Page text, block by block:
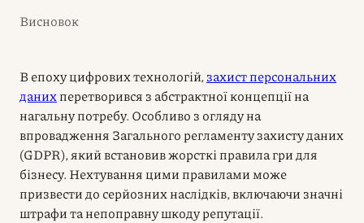
Висновок
В епоху цифрових технологій, захист персональних
данихперетворився з абстрактної концепції на
нагальну потребу. Особливо з огляду на
впровадження Загального регламенту захисту даних
(GDPR), який встановив жорсткі правила гри для
бізнесу. Нехтування цими правилами може
призвести до серйозних наслідків, включаючи значні
штрафи та непоправну шкоду репутації.